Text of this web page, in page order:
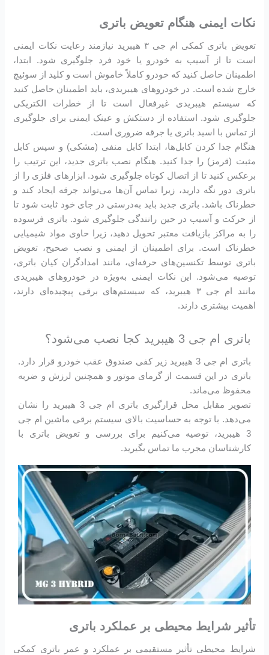
نکات ایمنی هنگام تعویض باتری
تعویض باتری کمکی ام جی ۳ هیبرید نیازمند رعایت نکات ایمنی
است تا از آسیب به خودرو یا خود فرد جلوگیری شود. ابتدا،
اطمینان حاصل کنید که خودرو کاملاً خاموش است و کلید از سوئیچ
خارج شده است. در خودروهای هیبریدی، باید اطمینان حاصل کنید
که سیستم هیبریدی غیرفعال است تا از خطرات الکتریکی
جلوگیری شود. استفاده از دستکش و عینک ایمنی برای جلوگیری
از تماس با اسید باتری یا جرقه ضروری است.
هنگام جدا کردن کابل‌ها، ابتدا کابل منفی (مشکی) و سپس کابل
مثبت (قرمز) را جدا کنید. هنگام نصب باتری جدید، این ترتیب را
برعکس کنید تا از اتصال کوتاه جلوگیری شود. ابزارهای فلزی را از
باتری دور نگه دارید، زیرا تماس آن‌ها می‌تواند جرقه ایجاد کند و
خطرناک باشد. باتری جدید باید به‌درستی در جای خود ثابت شود تا
از حرکت و آسیب در حین رانندگی جلوگیری شود. باتری فرسوده
را به مراکز بازیافت معتبر تحویل دهید، زیرا حاوی مواد شیمیایی
خطرناک است. برای اطمینان از ایمنی و نصب صحیح، تعویض
باتری توسط تکنسین‌های حرفه‌ای، مانند امدادگران کیان باتری،
توصیه می‌شود. این نکات ایمنی به‌ویژه در خودروهای هیبریدی
مانند ام جی ۳ هیبرید، که سیستم‌های برقی پیچیده‌ای دارند،
اهمیت بیشتری دارند.
باتری ام جی 3 هیبرید کجا نصب می‌شود؟
باتری ام جی 3 هیبرید زیر کفی صندوق عقب خودرو قرار دارد.
باتری در این قسمت از گرمای موتور و همچنین لرزش و ضربه
محفوظ می‌ماند.
تصویر مقابل محل قرارگیری باتری ام جی 3 هیبرید را نشان
می‌دهد. با توجه به حساسیت بالای سیستم برقی ماشین ام جی
3 هیبرید، توصیه می‌کنیم برای بررسی و تعویض باتری با
کارشناسان مجرب ما تماس بگیرید.
تأثیر شرایط محیطی بر عملکرد باتری
شرایط محیطی تأثیر مستقیمی بر عملکرد و عمر باتری کمکی